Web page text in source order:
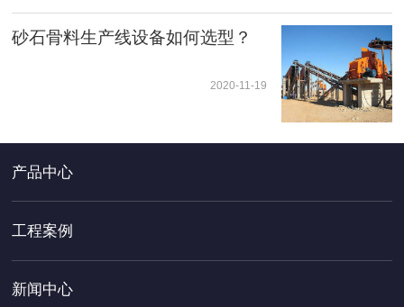
砂石骨料生产线设备如何选型？
2020-11-19
产品中心
工程案例
新闻中心